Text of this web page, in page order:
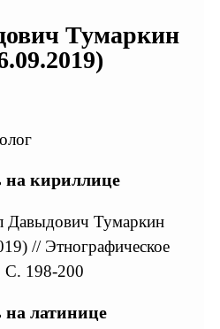
Тумаркин
на кириллице
Тумаркин
// Этнографическое
С. 198-200
латинице